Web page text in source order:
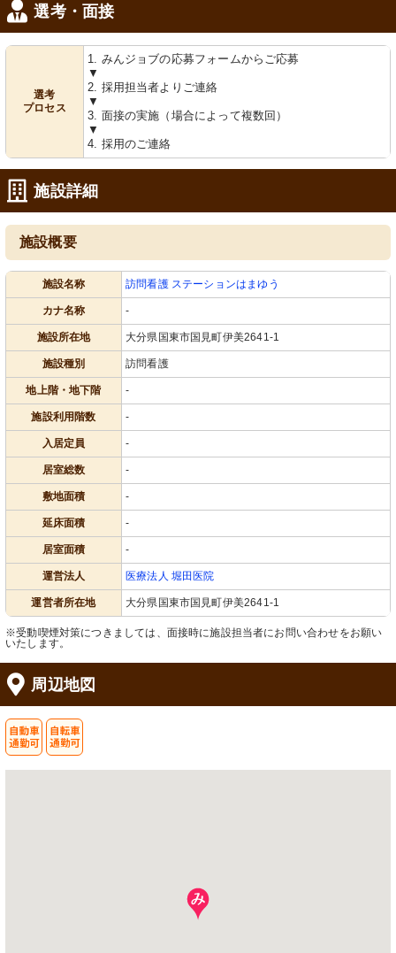
選考・面接
選考
プロセス
1. みんジョブの応募フォームからご応募
▼
2. 採用担当者よりご連絡
▼
3. 面接の実施（場合によって複数回）
▼
4. 採用のご連絡
施設詳細
施設概要
施設名称 訪問看護 ステーションはまゆう
カナ名称 -
施設所在地 大分県国東市国見町伊美2641-1
施設種別 訪問看護
地上階・地下階 -
施設利用階数 -
入居定員 -
居室総数 -
敷地面積 -
延床面積 -
居室面積 -
運営法人 医療法人 堀田医院
運営者所在地 大分県国東市国見町伊美2641-1
※受動喫煙対策につきましては、面接時に施設担当者にお問い合わせをお願い
いたします。
周辺地図